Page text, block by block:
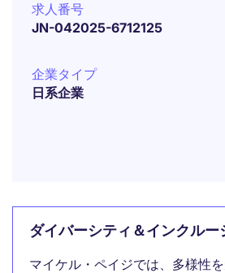
求人番号
JN-042025-6712125
企業タイプ
日系企業
ダイバーシティ＆インクルー
マイケル・ペイジでは、多様性